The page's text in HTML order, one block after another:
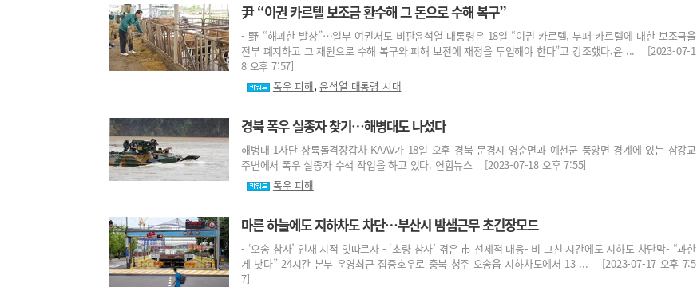
尹 “이권 카르텔 보조금 환수해 그 돈으로 수해 복구”
- 野 “해괴한 발상”…일부 여권서도 비판윤석열 대통령은 18일 “이권 카르텔, 부패 카르텔에 대한 보조금을
전부 폐지하고 그 재원으로 수해 복구와 피해 보전에 재정을 투입해야 한다”고 강조했다.윤 ... [2023-07-1
8 오후 7:57]
폭우 피해,윤석열 대통령 시대
경북 폭우 실종자 찾기…해병대도 나섰다
해병대 1사단 상륙돌격장갑차 KAAV가 18일 오후 경북 문경시 영순면과 예천군 풍양면 경계에 있는 삼강교
주변에서 폭우 실종자 수색 작업을 하고 있다. 연합뉴스 [2023-07-18 오후 7:55]
폭우 피해
마른 하늘에도 지하차도 차단…부산시 밤샘근무 초긴장모드
- ‘오송 참사’ 인재 지적 잇따르자 - ‘초량 참사’ 겪은 市 선제적 대응- 비 그친 시간에도 지하도 차단막- “과한
게 낫다” 24시간 본부 운영최근 집중호우로 충북 청주 오송읍 지하차도에서 13 ... [2023-07-17 오후 7:5
7]